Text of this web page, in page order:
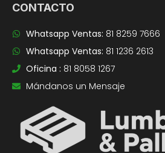
CONTACTO
Whatsapp Ventas: 81 8259 7666
Whatsapp Ventas: 81 1236 2613
Oficina : 81 8058 1267
Mándanos un Mensaje